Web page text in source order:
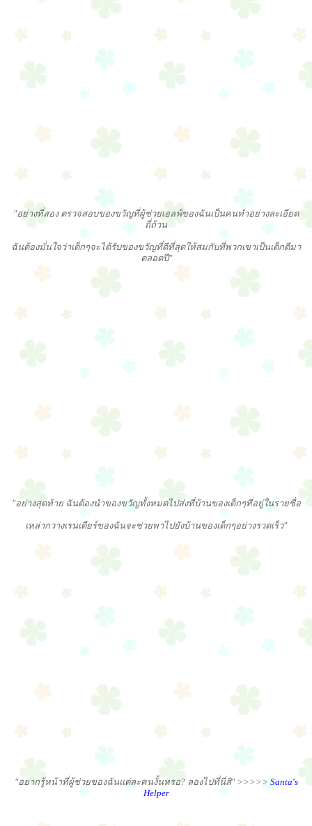
"อย่างที่สอง ตรวจสอบของขวัญที่ผู้ช่วยเอลฟ์ของฉันเป็นคนทำอย่างละเอียด
ถี่ถ้วน
ฉันต้องมั่นใจว่าเด็กๆจะได้รับของขวัญที่ดีที่สุดให้สมกับที่พวกเขาเป็นเด็กดีมา
ตลอดปี"
"อย่างสุดท้าย ฉันต้องนำของขวัญทั้งหมดไปส่งที่บ้านของเด็กๆที่อยู่ในรายชื่อ
เหล่ากวางเรนเดียร์ของฉันจะช่วยพาไปยังบ้านของเด็กๆอย่างรวดเร็ว"
"อยากรู้หน้าที่ผู้ช่วยของฉันแต่ละคนงั้นหรอ? ลองไปที่นี่สิ" >>>>> Santa's
Helper